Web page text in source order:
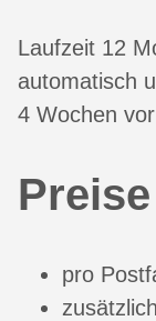
Laufzeit 12
automatisch
4 Wochen
Preise
pro